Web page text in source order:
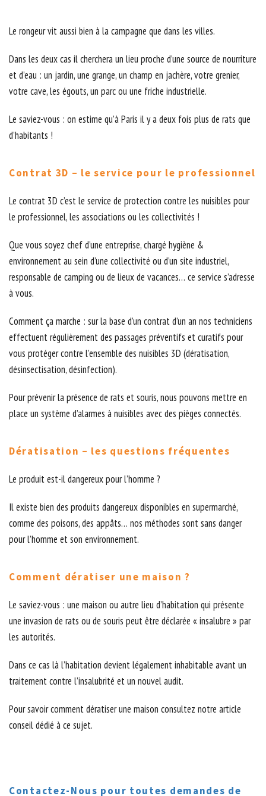
Le rongeur vit aussi bien à la campagne que dans les villes.
Dans les deux cas il cherchera un lieu proche d’une source de nourriture
et d’eau : un jardin, une grange, un champ en jachère, votre grenier,
votre cave, les égouts, un parc ou une friche industrielle.
Le saviez-vous : on estime qu’à Paris il y a deux fois plus de rats que
d’habitants !
Contrat 3D – le service pour le professionnel
Le contrat 3D c’est le service de protection contre les nuisibles pour
le professionnel, les associations ou les collectivités !
Que vous soyez chef d’une entreprise, chargé hygiène &
environnement au sein d’une collectivité ou d’un site industriel,
responsable de camping ou de lieux de vacances… ce service s’adresse
à vous.
Comment ça marche : sur la base d’un contrat d’un an nos techniciens
effectuent régulièrement des passages préventifs et curatifs pour
vous protéger contre l’ensemble des nuisibles 3D (dératisation,
désinsectisation, désinfection).
Pour prévenir la présence de rats et souris, nous pouvons mettre en
place un système d’alarmes à nuisibles avec des pièges connectés.
Dératisation – les questions fréquentes
Le produit est-il dangereux pour l’homme ?
Il existe bien des produits dangereux disponibles en supermarché,
comme des poisons, des appâts… nos méthodes sont sans danger
pour l’homme et son environnement.
Comment dératiser une maison ?
Le saviez-vous : une maison ou autre lieu d’habitation qui présente
une invasion de rats ou de souris peut être déclarée « insalubre » par
les autorités.
Dans ce cas là l’habitation devient légalement inhabitable avant un
traitement contre l’insalubrité et un nouvel audit.
Pour savoir comment dératiser une maison consultez notre article
conseil dédié à ce sujet.
Contactez-Nous pour toutes demandes de